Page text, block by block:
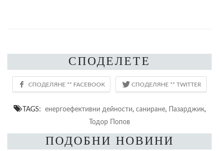
СПОДЕЛЕТЕ
TAGS: енергоефективни дейности, саниране, Пазарджик,
Тодор Попов
ПОДОБНИ НОВИНИ